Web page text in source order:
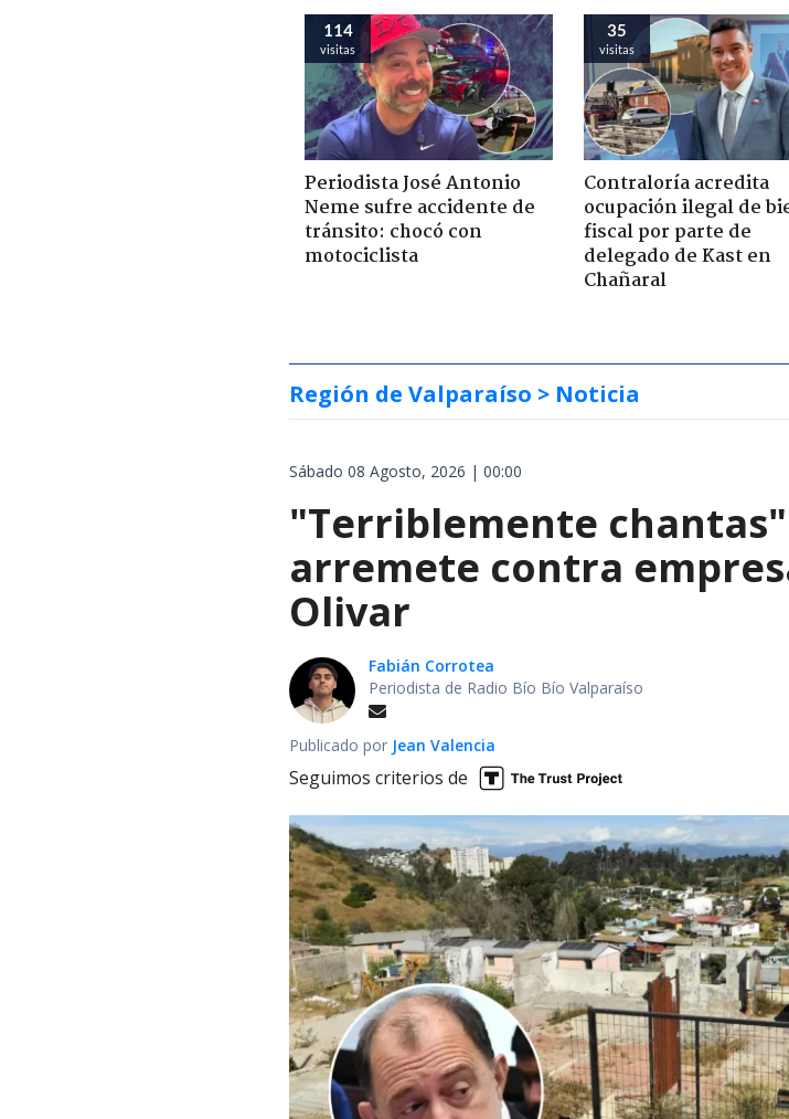
114
visitas
Periodista José Antonio
Neme sufre accidente de
tránsito: chocó con
motociclista
35
visitas
Contraloría acredita
ocupación ilegal de
fiscal por parte de
delegado de Kast en
Chañaral
Región de Valparaíso > Noticia
Sábado 08 Agosto, 2026 | 00:00
"Terriblemente
arremete contra
Olivar
Fabián Corrotea
Periodista de Radio Bío Bío Valparaíso
Publicado por Jean Valencia
Seguimos criterios de